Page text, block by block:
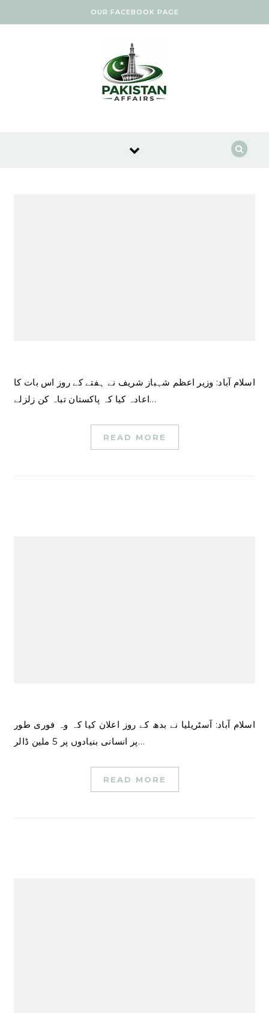
OUR FACEBOOK PAGE
اسلام آباد: وزیر اعظم شہباز شریف نے ہفتے کے روز اس بات کا
اعادہ کیا کہ پاکستان تباہ کن زلزلے…
READ MORE
اسلام آباد: آسٹریلیا نے بدھ کے روز اعلان کیا کہ وہ فوری طور
پر انسانی بنیادوں پر 5 ملین ڈالر…
READ MORE